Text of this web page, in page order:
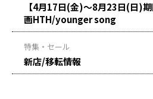
【4月17日(金)～8月23日(日)
画HTH/younger song
特集・セール
新店/移転情報